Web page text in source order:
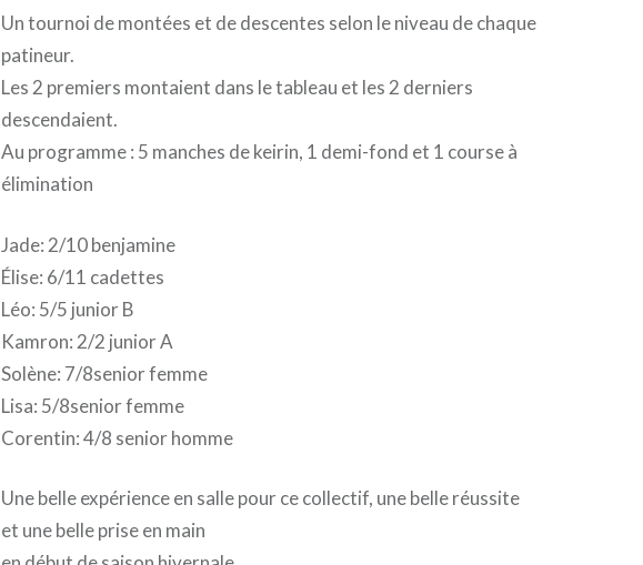
Un tournoi de montées et de descentes selon le niveau de chaque
patineur.
Les 2 premiers montaient dans le tableau et les 2 derniers
descendaient.
Au programme : 5 manches de keirin, 1 demi-fond et 1 course à
élimination
Jade: 2/10 benjamine
Élise: 6/11 cadettes
Léo: 5/5 junior B
Kamron: 2/2 junior A
Solène: 7/8senior femme
Lisa: 5/8senior femme
Corentin: 4/8 senior homme
Une belle expérience en salle pour ce collectif, une belle réussite
et une belle prise en main